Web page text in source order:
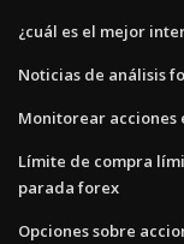
¿cuál es el mejor
Noticias de análisis
Monitorear acciones
Límite de compra
parada forex
Opciones sobre